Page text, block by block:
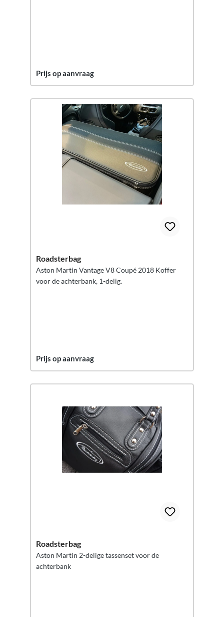
Prijs op aanvraag
Roadsterbag
Aston Martin Vantage V8 Coupé 2018 Koffer
voor de achterbank, 1-delig.
Prijs op aanvraag
Roadsterbag
Aston Martin 2-delige tassenset voor de
achterbank